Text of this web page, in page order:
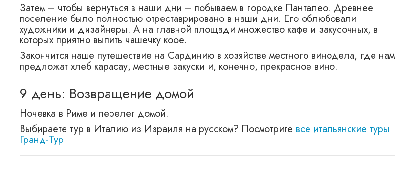
Затем – чтобы вернуться в наши дни – побываем в городке Панталео. Древнее
поселение было полностью отреставрировано в наши дни. Его облюбовали
художники и дизайнеры. А на главной площади множество кафе и закусочных, в
которых приятно выпить чашечку кофе.
Закончится наше путешествие на Сардинию в хозяйстве местного винодела, где нам
предложат хлеб карасау, местные закуски и, конечно, прекрасное вино.
9 день: Возвращение домой
Ночевка в Риме и перелет домой.
Выбираете тур в Италию из Израиля на русском? Посмотрите все итальянские туры
Гранд-Тур